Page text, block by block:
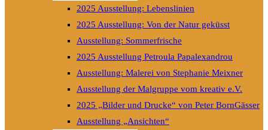
2025 Ausstellung: Lebenslinien
2025 Ausstellung: Von der Natur geküsst
Ausstellung: Sommerfrische
2025 Ausstellung Petroula Papalexandrou
Ausstellung: Malerei von Stephanie Meixner
Ausstellung der Malgruppe vom kreativ e.V.
2025 „Bilder und Drucke“ von Peter BornGässer
Ausstellung „Ansichten“